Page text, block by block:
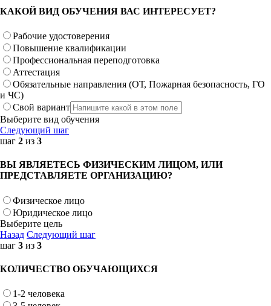
КАКОЙ ВИД ОБУЧЕНИЯ ВАС ИНТЕРЕСУЕТ?
Рабочие удостоверения
Повышение квалификации
Профессиональная переподготовка
Аттестация
Обязательные направления (ОТ, Пожарная безопасность, ГО
и ЧС)
Свой вариант
Выберите вид обучения
Следующий шаг
шаг 2 из 3
ВЫ ЯВЛЯЕТЕСЬ ФИЗИЧЕСКИМ ЛИЦОМ, ИЛИ
ПРЕДСТАВЛЯЕТЕ ОРГАНИЗАЦИЮ?
Физическое лицо
Юридическое лицо
Выберите цель
Назад Следующий шаг
шаг 3 из 3
КОЛИЧЕСТВО ОБУЧАЮЩИХСЯ
1-2 человека